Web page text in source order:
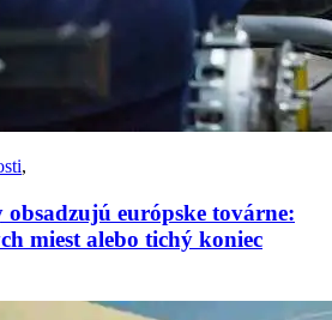
,
európske továrne:
miest alebo tichý koniec